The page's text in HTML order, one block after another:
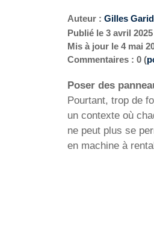
Auteur : Gilles
Publié le 3 avril
Mis à jour le 4 mai
Commentaires : 0 (
Poser des
Pourtant, trop de
un contexte où
ne peut plus se
en machine à